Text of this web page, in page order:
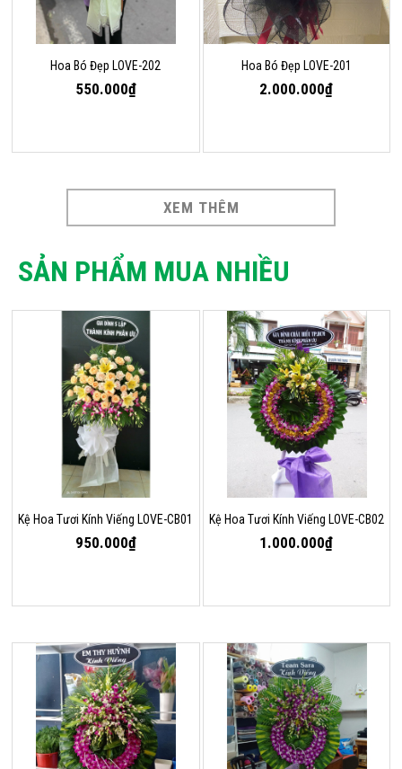
Hoa Bó Đẹp LOVE-202
550.000₫
Hoa Bó Đẹp LOVE-201
2.000.000₫
XEM THÊM
SẢN PHẨM MUA NHIỀU
Kệ Hoa Tươi Kính Viếng LOVE-CB01
950.000₫
Kệ Hoa Tươi Kính Viếng LOVE-CB02
1.000.000₫